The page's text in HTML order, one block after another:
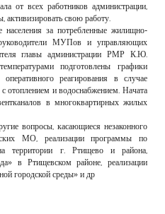
от всех работников администрации,
свою работу.
за потребленные жилищно-
МУПов и управляющих
главы администрации РМР К.Ю.
подготовлены графики
реагирования в случае
отоплением и водоснабжением. Начата
в многоквартирных жилых
вопросы, касающиеся незаконного
МО, реализации программы по
территории г. Ртищево и района,
в Ртищевском районе, реализации
городской среды» и др